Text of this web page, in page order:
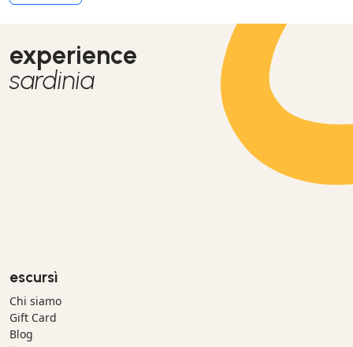
experience
sardinia
escursì
Chi siamo
Gift Card
Blog